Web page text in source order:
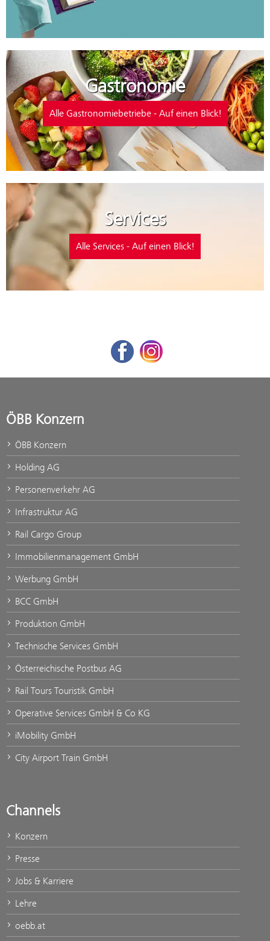
Gastronomie
Alle Gastronomiebetriebe - Auf einen Blick!
Services
Alle Services - Auf einen Blick!
FacebookInstagram
ÖBB Konzern
ÖBB Konzern
Holding AG
Personenverkehr AG
Infrastruktur AG
Rail Cargo Group
Immobilienmanagement GmbH
Werbung GmbH
BCC GmbH
Produktion GmbH
Technische Services GmbH
Österreichische Postbus AG
Rail Tours Touristik GmbH
Operative Services GmbH & Co KG
iMobility GmbH
City Airport Train GmbH
Channels
Konzern
Presse
Jobs & Karriere
Lehre
oebb.at